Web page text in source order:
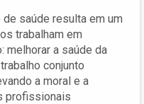
saúde resulta em um
trabalham em
melhorar a saúde da
conjunto
a moral e a
profissionais